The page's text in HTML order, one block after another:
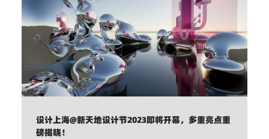
设计上海@新天地设计节2023即将开幕，多重亮点重
磅揭晓！